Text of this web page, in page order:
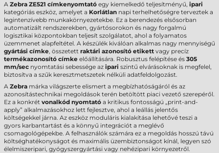
A Zebra ZE521 címkenyomtató egy kiemelkedő teljesítményű, ipari
kategóriás eszköz, amelyet a Korlátlan napi terhelhetőségre terveztek a
legintenzívebb munkakörnyezetekbe. Ez a berendezés elsősorban
automatizált rendszerekben, gyártósorokon és nagy forgalmú
logisztikai központokban teljesít szolgálatot, ahol a folyamatos
üzemmenet alapfeltétel. A készülék kiválóan alkalmas nagy mennyiségű
gyártási címke, összetett raktári azonosító etikett vagy precíz
termékazonosító címke előállítására. Robusztus felépítése és 305
mm/sec nyomtatási sebessége az ipari szintű elvárásoknak is megfelel,
biztosítva a szűk keresztmetszetek nélküli adatfeldolgozást.
A Zebra márka világszerte elismert a megbízhatóságáról és az
azonosítástechnikai megoldások terén betöltött piaci vezető szerepéről.
Ez a konkrét vonalkód nyomtató a kritikus fontosságú „print-and-
apply” alkalmazásokhoz lett fejlesztve, ahol a leállás jelentős
költségekkel járna. Az eszköz moduláris kialakítása lehetővé teszi a
gyors karbantartást és a könnyű integrációt a meglévő
csomagológépekbe. A felhasználók számára ez a megoldás hosszú távú
költséghatékonyságot és maximális üzembiztonságot kínál, legyen szó
élelmiszeripari, gyógyszergyártási vagy nehézipari környezetről.